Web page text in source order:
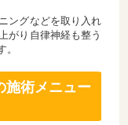
ングなどを取り入れ
がり自律神経も整う
施術メニュー